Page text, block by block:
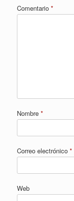
Comentario *
Nombre *
Correo electrónico *
Web